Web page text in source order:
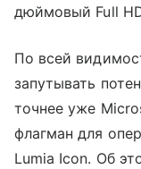
дюймовый Full
По всей
запутывать
точнее уже
флагман для
Lumia Icon. Об